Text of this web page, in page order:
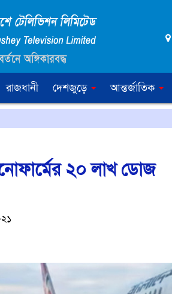
রাজধানী দেশজুড়ে আন্তর্জাতিক
২০ লাখ ডোজ